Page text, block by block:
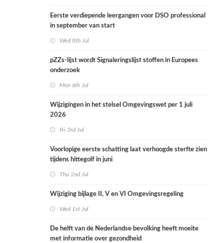
Eerste verdiepende leergangen voor DSO professional
in september van start
Wed 8th Jul
pZZs-lijst wordt Signaleringslijst stoffen in Europees
onderzoek
Mon 6th Jul
Wijzigingen in het stelsel Omgevingswet per 1 juli
2026
Fri 3rd Jul
Voorlopige eerste schatting laat verhoogde sterfte zien
tijdens hittegolf in juni
Thu 2nd Jul
Wijziging bijlage II, V en VI Omgevingsregeling
Wed 1st Jul
De helft van de Nederlandse bevolking heeft moeite
met informatie over gezondheid